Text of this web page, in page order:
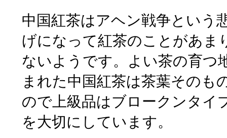
中国紅茶はアヘン戦争という
げになって紅茶のことがあま
ないようです。よい茶の育つ
まれた中国紅茶は茶葉そのも
ので上級品はブロークンタイ
を大切にしています。